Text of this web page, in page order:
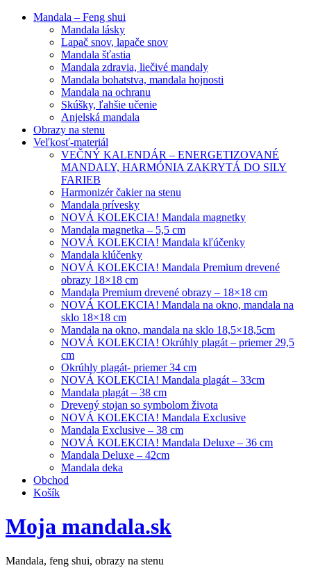
Mandala – Feng shui
Mandala lásky
Lapač snov, lapače snov
Mandala šťastia
Mandala zdravia, liečivé mandaly
Mandala bohatstva, mandala hojnosti
Mandala na ochranu
Skúšky, ľahšie učenie
Anjelská mandala
Obrazy na stenu
Veľkosť-materiál
VEČNÝ KALENDÁR – ENERGETIZOVANÉ
MANDALY, HARMÓNIA ZAKRYTÁ DO SILY
FARIEB
Harmonizér čakier na stenu
Mandala prívesky
NOVÁ KOLEKCIA! Mandala magnetky
Mandala magnetka – 5,5 cm
NOVÁ KOLEKCIA! Mandala kľúčenky
Mandala klúčenky
NOVÁ KOLEKCIA! Mandala Premium drevené
obrazy 18×18 cm
Mandala Premium drevené obrazy – 18×18 cm
NOVÁ KOLEKCIA! Mandala na okno, mandala na
sklo 18×18 cm
Mandala na okno, mandala na sklo 18,5×18,5cm
NOVÁ KOLEKCIA! Okrúhly plagát – priemer 29,5
cm
Okrúhly plagát- priemer 34 cm
NOVÁ KOLEKCIA! Mandala plagát – 33cm
Mandala plagát – 38 cm
Drevený stojan so symbolom života
NOVÁ KOLEKCIA! Mandala Exclusive
Mandala Exclusive – 38 cm
NOVÁ KOLEKCIA! Mandala Deluxe – 36 cm
Mandala Deluxe – 42cm
Mandala deka
Obchod
Košík
Moja mandala.sk
Mandala, feng shui, obrazy na stenu